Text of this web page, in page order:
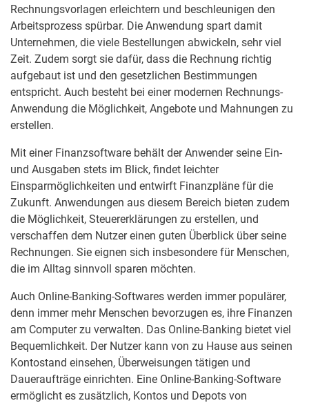
Rechnungsvorlagen erleichtern und beschleunigen den
Arbeitsprozess spürbar. Die Anwendung spart damit
Unternehmen, die viele Bestellungen abwickeln, sehr viel
Zeit. Zudem sorgt sie dafür, dass die Rechnung richtig
aufgebaut ist und den gesetzlichen Bestimmungen
entspricht. Auch besteht bei einer modernen Rechnungs-
Anwendung die Möglichkeit, Angebote und Mahnungen zu
erstellen.
Mit einer Finanzsoftware behält der Anwender seine Ein-
und Ausgaben stets im Blick, findet leichter
Einsparmöglichkeiten und entwirft Finanzpläne für die
Zukunft. Anwendungen aus diesem Bereich bieten zudem
die Möglichkeit, Steuererklärungen zu erstellen, und
verschaffen dem Nutzer einen guten Überblick über seine
Rechnungen. Sie eignen sich insbesondere für Menschen,
die im Alltag sinnvoll sparen möchten.
Auch Online-Banking-Softwares werden immer populärer,
denn immer mehr Menschen bevorzugen es, ihre Finanzen
am Computer zu verwalten. Das Online-Banking bietet viel
Bequemlichkeit. Der Nutzer kann von zu Hause aus seinen
Kontostand einsehen, Überweisungen tätigen und
Daueraufträge einrichten. Eine Online-Banking-Software
ermöglicht es zusätzlich, Kontos und Depots von